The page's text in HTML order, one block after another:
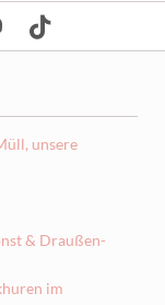
unsere
& Draußen-
im